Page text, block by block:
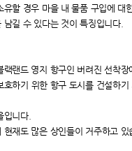
유할 경우 마을 내 물품 구입에 대
길 수 있다는 것이 특징입니다.
랜드 영지 항구인 버려진 선착장
하기 위한 항구 도시를 건설하기
니다.
재도 많은 상인들이 거주하고 있